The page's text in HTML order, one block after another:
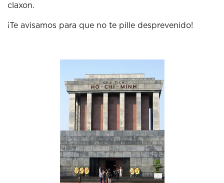
claxon.
¡Te avisamos para que no te pille desprevenido!